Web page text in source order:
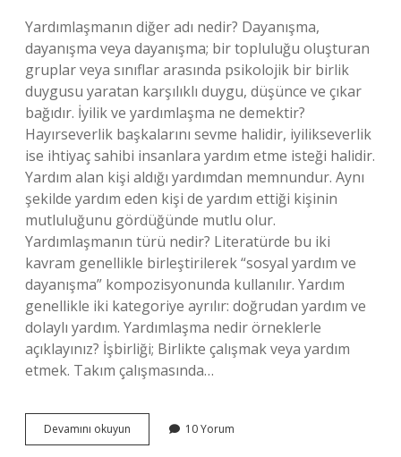
Yardımlaşmanın diğer adı nedir? Dayanışma,
dayanışma veya dayanışma; bir topluluğu oluşturan
gruplar veya sınıflar arasında psikolojik bir birlik
duygusu yaratan karşılıklı duygu, düşünce ve çıkar
bağıdır. İyilik ve yardımlaşma ne demektir?
Hayırseverlik başkalarını sevme halidir, iyilikseverlik
ise ihtiyaç sahibi insanlara yardım etme isteği halidir.
Yardım alan kişi aldığı yardımdan memnundur. Aynı
şekilde yardım eden kişi de yardım ettiği kişinin
mutluluğunu gördüğünde mutlu olur.
Yardımlaşmanın türü nedir? Literatürde bu iki
kavram genellikle birleştirilerek “sosyal yardım ve
dayanışma” kompozisyonunda kullanılır. Yardım
genellikle iki kategoriye ayrılır: doğrudan yardım ve
dolaylı yardım. Yardımlaşma nedir örneklerle
açıklayınız? İşbirliği; Birlikte çalışmak veya yardım
etmek. Takım çalışmasında…
Devamını okuyun İNsanların
Bir
10 Yorum